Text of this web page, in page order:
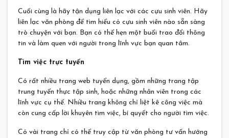
Cuối cùng là hãy tận dụng liên lạc với các cựu sinh viên. Hãy
liên lạc văn phòng để tìm hiểu có cựu sinh viên nào sẵn sàng
trò chuyện với bạn. Bạn có thể hẹn một buổi trao đổi thông
tin và làm quen với người trong lĩnh vực bạn quan tâm.
Tìm việc trực tuyến
Có rất nhiều trang web tuyển dụng, gồm những trang tập
trung tuyển thực tập sinh, hoặc những nhân viên trong các
lĩnh vực cụ thể. Nhiều trang không chỉ liệt kê công việc mà
còn cung cấp lời khuyên tìm việc, bí quyết cho người tìm việc.
Có vài trang chỉ có thể truy cập từ văn phòng tư vấn hướng